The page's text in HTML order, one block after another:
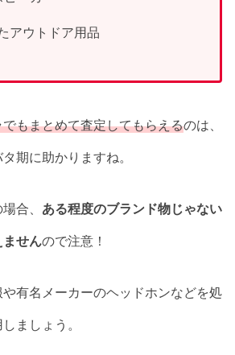
アウトドア用品
もまとめて査定してもらえるのは、
期に助かりますね。
合、 ある程度のブランド物じゃない
ませんので注意！
有名メーカーのヘッドホンなどを処
ましょう。